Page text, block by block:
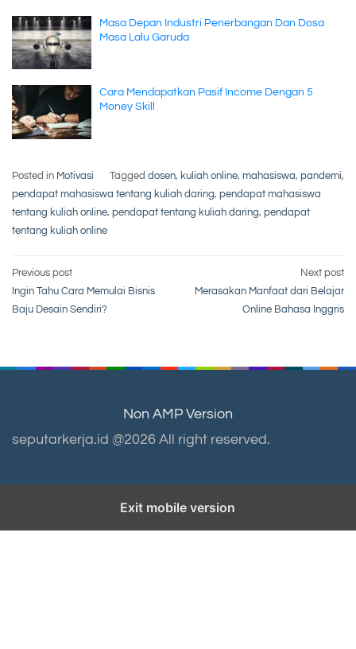
Masa Depan Industri Penerbangan Dan Dosa
Masa Lalu Garuda
Cara Mendapatkan Pasif Income Dengan 5
Money Skill
Posted in Motivasi Tagged dosen, kuliah online, mahasiswa, pandemi,
pendapat mahasiswa tentang kuliah daring, pendapat mahasiswa
tentang kuliah online, pendapat tentang kuliah daring, pendapat
tentang kuliah online
Post
navigation
Previous post
Ingin Tahu Cara Memulai Bisnis
Baju Desain Sendiri?
Next post
Merasakan Manfaat dari Belajar
Online Bahasa Inggris
Non AMP Version
seputarkerja.id @2026 All right reserved.
Exit mobile version